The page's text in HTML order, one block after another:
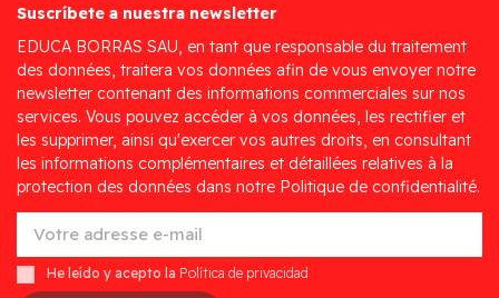
Suscríbete a nuestra newsletter
EDUCA BORRAS SAU, en tant que responsable du traitement
des données, traitera vos données afin de vous envoyer notre
newsletter contenant des informations commerciales sur nos
services. Vous pouvez accéder à vos données, les rectifier et
les supprimer, ainsi qu'exercer vos autres droits, en consultant
les informations complémentaires et détaillées relatives à la
protection des données dans notre Politique de confidentialité.
He leído y acepto la Política de privacidad